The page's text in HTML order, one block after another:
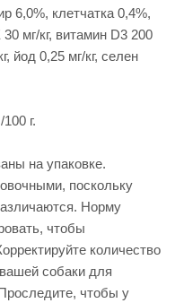
6,0%, клетчатка 0,4%,
мг/кг, витамин D3 200
йод 0,25 мг/кг, селен
г.
на упаковке.
поскольку
Норму
чтобы
количество
собаки для
чтобы у